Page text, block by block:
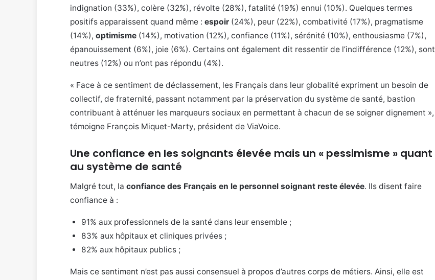
indignation (33%), colère (32%), révolte (28%), fatalité (19%) ennui (10%). Quelques termes
positifs apparaissent quand même : espoir (24%), peur (22%), combativité (17%), pragmatisme
(14%), optimisme (14%), motivation (12%), confiance (11%), sérénité (10%), enthousiasme (7%),
épanouissement (6%), joie (6%). Certains ont également dit ressentir de l’indifférence (12%), sont
neutres (12%) ou n’ont pas répondu (4%).
« Face à ce sentiment de déclassement, les Français dans leur globalité expriment un besoin de
collectif, de fraternité, passant notamment par la préservation du système de santé, bastion
contribuant à atténuer les marqueurs sociaux en permettant à chacun de se soigner dignement »,
témoigne François Miquet-Marty, président de ViaVoice.
Une confiance en les soignants élevée mais un « pessimisme » quant
au système de santé
Malgré tout, la confiance des Français en le personnel soignant reste élevée. Ils disent faire
confiance à :
91% aux professionnels de la santé dans leur ensemble ;
83% aux hôpitaux et cliniques privées ;
82% aux hôpitaux publics ;
Mais ce sentiment n’est pas aussi consensuel à propos d’autres corps de métiers. Ainsi, elle est